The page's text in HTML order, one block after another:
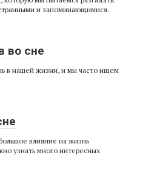
и запоминающимися.
во сне
в нашей жизни, и мы часто ищем
влияние на жизнь
узнать много интересных